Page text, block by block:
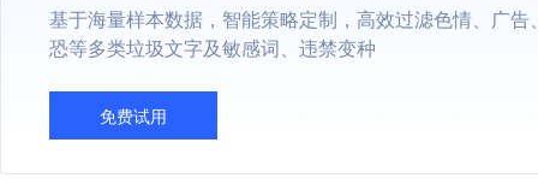
基于海量样本数据，智能策略定制，高效过滤色情、广告
恐等多类垃圾文字及敏感词、违禁变种
免费试用